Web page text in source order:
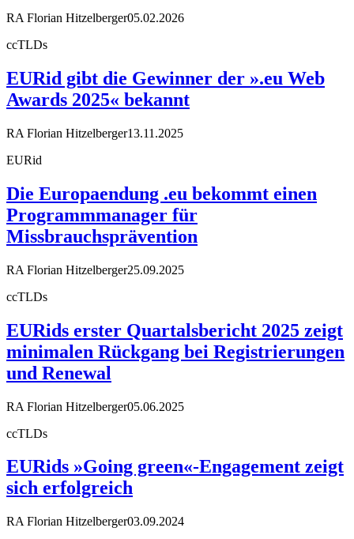
RA Florian Hitzelberger05.02.2026
ccTLDs
EURid gibt die Gewinner der ».eu Web
Awards 2025« bekannt
RA Florian Hitzelberger13.11.2025
EURid
Die Europaendung .eu bekommt einen
Programmmanager für
Missbrauchsprävention
RA Florian Hitzelberger25.09.2025
ccTLDs
EURids erster Quartalsbericht 2025 zeigt
minimalen Rückgang bei Registrierungen
und Renewal
RA Florian Hitzelberger05.06.2025
ccTLDs
EURids »Going green«-Engagement zeigt
sich erfolgreich
RA Florian Hitzelberger03.09.2024